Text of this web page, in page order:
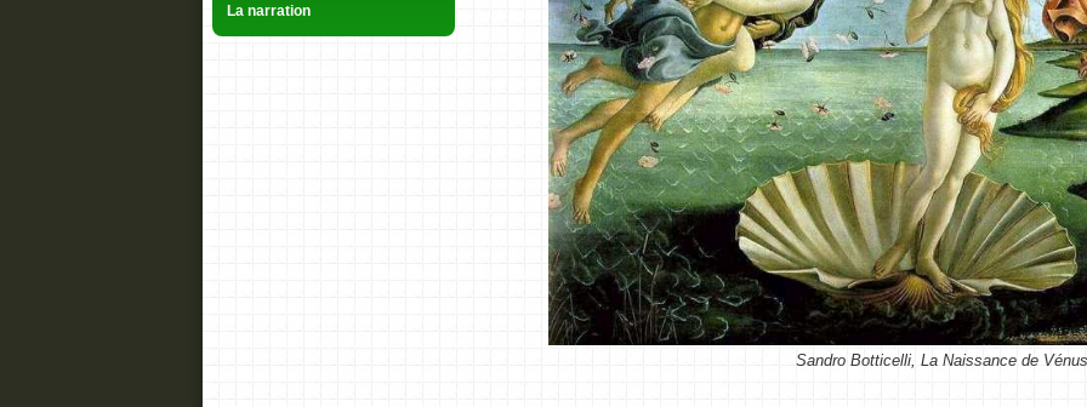
La narration
Sandro Botticelli, La Naissance de Vénus